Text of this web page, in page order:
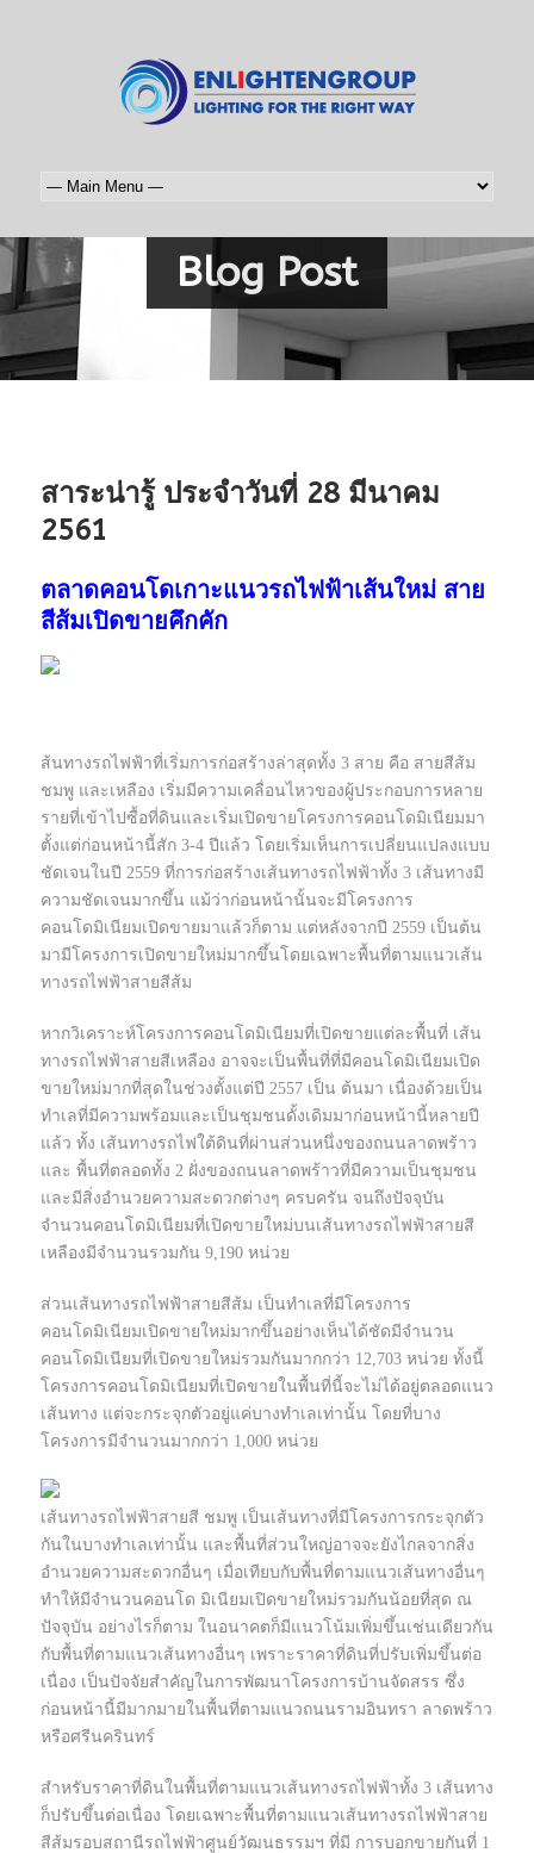
Blog Post
สาระน่ารู้ ประจำวันที่ 28 มีนาคม
2561
ตลาดคอนโดเกาะแนวรถไฟฟ้าเส้นใหม่ สาย
สีส้มเปิดขายคึกคัก
ส้นทางรถไฟฟ้าที่เริ่มการก่อสร้างล่าสุดทั้ง 3 สาย คือ สายสีส้ม
ชมพู และเหลือง เริ่มมีความเคลื่อนไหวของผู้ประกอบการหลาย
รายที่เข้าไปซื้อที่ดินและเริ่มเปิดขายโครงการคอนโดมิเนียมมา
ตั้งแต่ก่อนหน้านี้สัก 3-4 ปีแล้ว โดยเริ่มเห็นการเปลี่ยนแปลงแบบ
ชัดเจนในปี 2559 ที่การก่อสร้างเส้นทางรถไฟฟ้าทั้ง 3 เส้นทางมี
ความชัดเจนมากขึ้น แม้ว่าก่อนหน้านั้นจะมีโครงการ
คอนโดมิเนียมเปิดขายมาแล้วก็ตาม แต่หลังจากปี 2559 เป็นต้น
มามีโครงการเปิดขายใหม่มากขึ้นโดยเฉพาะพื้นที่ตามแนวเส้น
ทางรถไฟฟ้าสายสีส้ม
หากวิเคราะห์โครงการคอนโดมิเนียมที่เปิดขายแต่ละพื้นที่ เส้น
ทางรถไฟฟ้าสายสีเหลือง อาจจะเป็นพื้นที่ที่มีคอนโดมิเนียมเปิด
ขายใหม่มากที่สุดในช่วงตั้งแต่ปี 2557 เป็น ต้นมา เนื่องด้วยเป็น
ทำเลที่มีความพร้อมและเป็นชุมชนดั้งเดิมมาก่อนหน้านี้หลายปี
แล้ว ทั้ง เส้นทางรถไฟใต้ดินที่ผ่านส่วนหนึ่งของถนนลาดพร้าว
และ พื้นที่ตลอดทั้ง 2 ฝั่งของถนนลาดพร้าวที่มีความเป็นชุมชน
และมีสิ่งอำนวยความสะดวกต่างๆ ครบครัน จนถึงปัจจุบัน
จำนวนคอนโดมิเนียมที่เปิดขายใหม่บนเส้นทางรถไฟฟ้าสายสี
เหลืองมีจำนวนรวมกัน 9,190 หน่วย
ส่วนเส้นทางรถไฟฟ้าสายสีส้ม เป็นทำเลที่มีโครงการ
คอนโดมิเนียมเปิดขายใหม่มากขึ้นอย่างเห็นได้ชัดมีจำนวน
คอนโดมิเนียมที่เปิดขายใหม่รวมกันมากกว่า 12,703 หน่วย ทั้งนี้
โครงการคอนโดมิเนียมที่เปิดขายในพื้นที่นี้จะไม่ได้อยู่ตลอดแนว
เส้นทาง แต่จะกระจุกตัวอยู่แค่บางทำเลเท่านั้น โดยที่บาง
โครงการมีจำนวนมากกว่า 1,000 หน่วย
เส้นทางรถไฟฟ้าสายสี ชมพู เป็นเส้นทางที่มีโครงการกระจุกตัว
กันในบางทำเลเท่านั้น และพื้นที่ส่วนใหญ่อาจจะยังไกลจากสิ่ง
อำนวยความสะดวกอื่นๆ เมื่อเทียบกับพื้นที่ตามแนวเส้นทางอื่นๆ
ทำให้มีจำนวนคอนโด มิเนียมเปิดขายใหม่รวมกันน้อยที่สุด ณ
ปัจจุบัน อย่างไรก็ตาม ในอนาคตก็มีแนวโน้มเพิ่มขึ้นเช่นเดียวกัน
กับพื้นที่ตามแนวเส้นทางอื่นๆ เพราะราคาที่ดินที่ปรับเพิ่มขึ้นต่อ
เนื่อง เป็นปัจจัยสำคัญในการพัฒนาโครงการบ้านจัดสรร ซึ่ง
ก่อนหน้านี้มีมากมายในพื้นที่ตามแนวถนนรามอินทรา ลาดพร้าว
หรือศรีนครินทร์
สำหรับราคาที่ดินในพื้นที่ตามแนวเส้นทางรถไฟฟ้าทั้ง 3 เส้นทาง
ก็ปรับขึ้นต่อเนื่อง โดยเฉพาะพื้นที่ตามแนวเส้นทางรถไฟฟ้าสาย
สีส้มรอบสถานีรถไฟฟ้าศูนย์วัฒนธรรมฯ ที่มี การบอกขายกันที่ 1